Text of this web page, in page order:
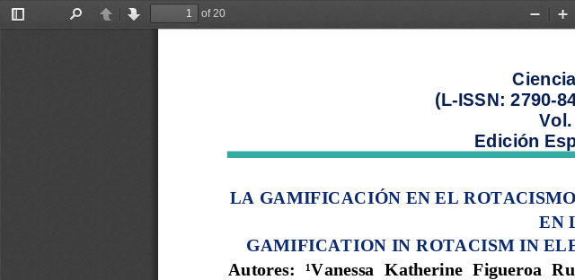
Toggle
PreviousNext
of 20
Zoom
(L-ISSN: 2790-
Vol.
Edición
LA GAMIFICACIÓN EN EL
EN
GAMIFICATION IN ROTACISM IN
Autores: ¹Vanessa  Katherine  Figueroa